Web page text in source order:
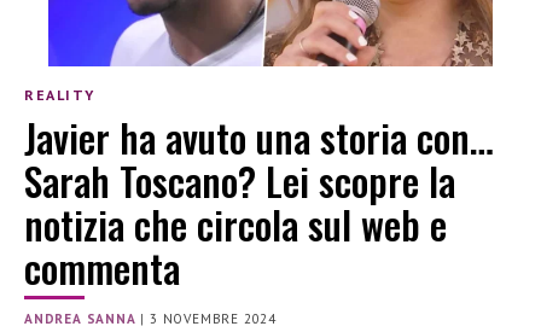
REALITY
Javier ha avuto una storia con…
Sarah Toscano? Lei scopre la
notizia che circola sul web e
commenta
ANDREA SANNA |3 NOVEMBRE 2024